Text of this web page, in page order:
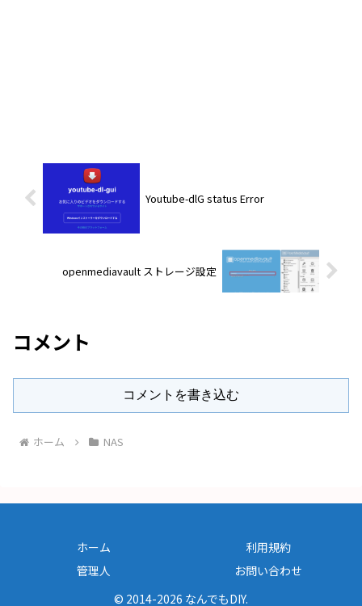
Youtube-dlG status Error
openmediavault ストレージ設定
コメント
コメントを書き込む
ホーム NAS
ホーム
利用規約
管理人
お問い合わせ
© 2014-2026 なんでもDIY.